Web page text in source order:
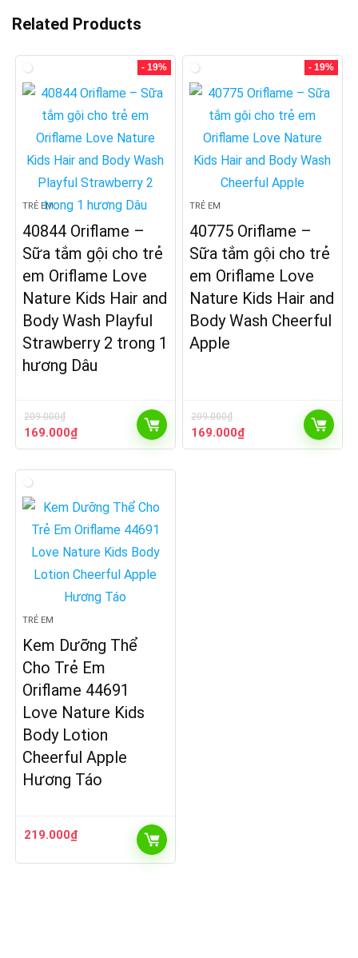
Related Products
- 19%
TRẺ EM
40844 Oriflame –
Sữa tắm gội cho trẻ
em Oriflame Love
Nature Kids Hair and
Body Wash Playful
Strawberry 2 trong 1
hương Dâu
209.000₫
Giá
gốc
209.000₫.
169.000₫Giá
hiện
- 19%
TRẺ EM
40775 Oriflame –
Sữa tắm gội cho trẻ
em Oriflame Love
Nature Kids Hair and
Body Wash Cheerful
Apple
209.000₫
Giá
gốc
169.000₫Giá
hiện
TRẺ EM
Kem Dưỡng Thể
Cho Trẻ Em
Oriflame 44691
Love Nature Kids
Body Lotion
Cheerful Apple
Hương Táo
219.000₫